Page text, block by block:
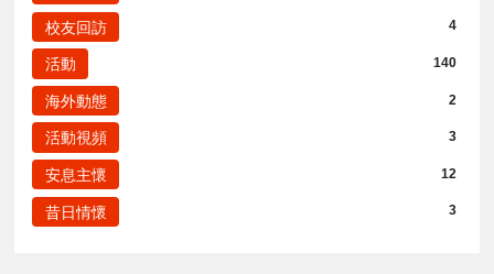
校友回訪 4
活動 140
海外動態 2
活動視頻 3
安息主懷 12
昔日情懷 3